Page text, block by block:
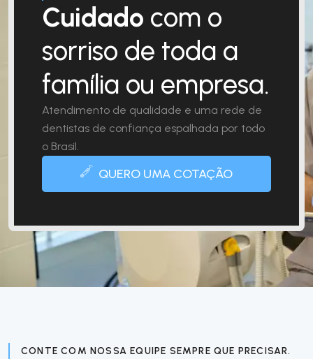
Cuidado com o
sorriso de toda a
família ou empresa.
Atendimento de qualidade e uma rede de
dentistas de confiança espalhada por todo
o Brasil.
QUERO UMA COTAÇÃO
CONTE COM NOSSA EQUIPE SEMPRE QUE PRECISAR.